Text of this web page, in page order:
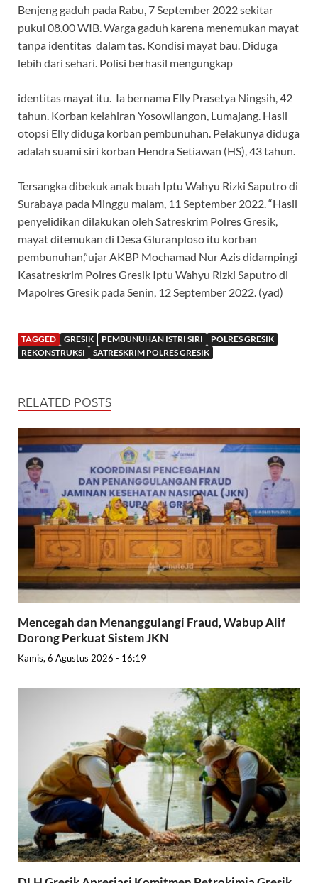
Benjeng gaduh pada Rabu, 7 September 2022 sekitar
pukul 08.00 WIB. Warga gaduh karena menemukan mayat
tanpa identitas dalam tas. Kondisi mayat bau. Diduga
lebih dari sehari. Polisi berhasil mengungkap
identitas mayat itu. Ia bernama Elly Prasetya Ningsih, 42
tahun. Korban kelahiran Yosowilangon, Lumajang. Hasil
otopsi Elly diduga korban pembunuhan. Pelakunya diduga
adalah suami siri korban Hendra Setiawan (HS), 43 tahun.
Tersangka dibekuk anak buah Iptu Wahyu Rizki Saputro di
Surabaya pada Minggu malam, 11 September 2022. “Hasil
penyelidikan dilakukan oleh Satreskrim Polres Gresik,
mayat ditemukan di Desa Gluranploso itu korban
pembunuhan,”ujar AKBP Mochamad Nur Azis didampingi
Kasatreskrim Polres Gresik Iptu Wahyu Rizki Saputro di
Mapolres Gresik pada Senin, 12 September 2022. (yad)
TAGGED GRESIK PEMBUNUHAN ISTRI SIRI
POLRES GRESIK
REKONSTRUKSI
SATRESKRIM POLRES GRESIK
RELATED POSTS
Mencegah dan Menanggulangi Fraud, Wabup Alif
Dorong Perkuat Sistem JKN
Kamis, 6 Agustus 2026 - 16:19